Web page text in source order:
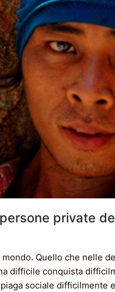
private
Quello che nelle
difficile conquista
sociale difficilmente